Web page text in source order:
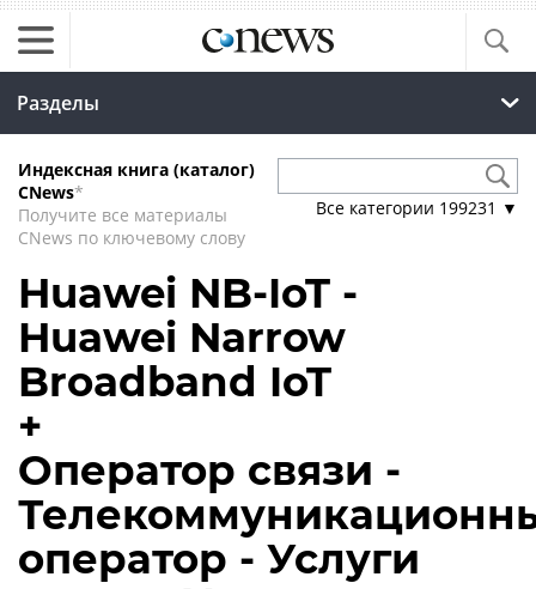
Разделы
Индексная книга (каталог)
CNews*
Получите все материалы
CNews по ключевому слову
Все категории 199231 ▼
Huawei NB-IoT -
Huawei Narrow
Broadband IoT
+
Оператор связи -
оператор - Услуги